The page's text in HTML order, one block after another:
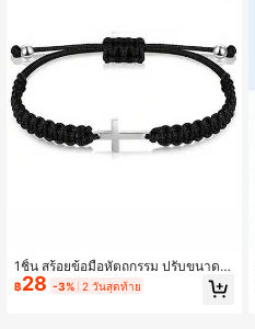
1ชิ้น สร้อยข้อมือหัตถกรรม ปรับขนาดไ
ด้ กากบาทประดับด้วยลูกปัดสีดำ เงิน เ
หมาะสำหรับใส่ประจำวัน
฿28 -3% 2 วันสุดท้าย